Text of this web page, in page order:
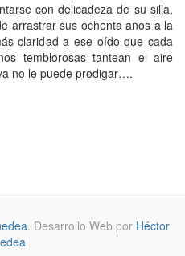
con delicadeza de su silla,
arrastrar sus ochenta años a la
claridad a ese oído que cada
temblorosas tantean el aire
no le puede prodigar….
. Desarrollo Web por Héctor